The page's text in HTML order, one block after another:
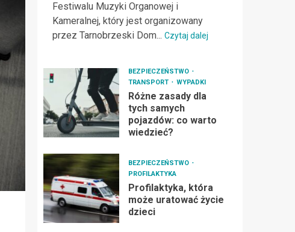
Festiwalu Muzyki Organowej i
Kameralnej, który jest organizowany
przez Tarnobrzeski Dom... Czytaj dalej
BEZPIECZEŃSTWO
TRANSPORT
WYPADKI
Różne zasady dla
tych samych
pojazdów: co warto
wiedzieć?
BEZPIECZEŃSTWO
PROFILAKTYKA
Profilaktyka, która
może uratować życie
dzieci